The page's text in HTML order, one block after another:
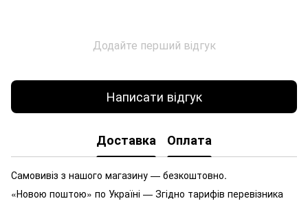
Додайте перший відгук
Написати відгук
Доставка Оплата
Самовивіз з нашого магазину — безкоштовно.
«Новою поштою» по Україні — Згідно тарифів перевізника